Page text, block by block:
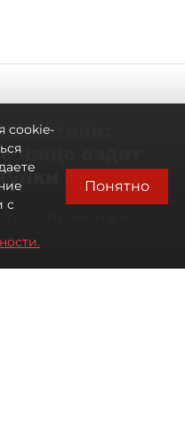
стали:
чаще ездят
туров
отдыхать в
cookie-
с
Понятно